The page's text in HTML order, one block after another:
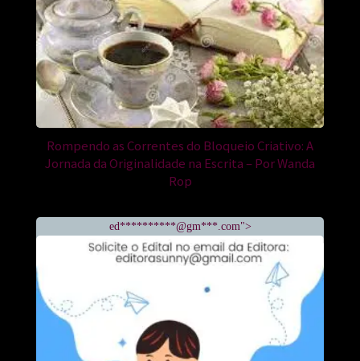
Rompendo as Correntes do Bloqueio Criativo: A
Jornada da Originalidade na Escrita – Por Wanda
Rop
ed**********@gm***.com">